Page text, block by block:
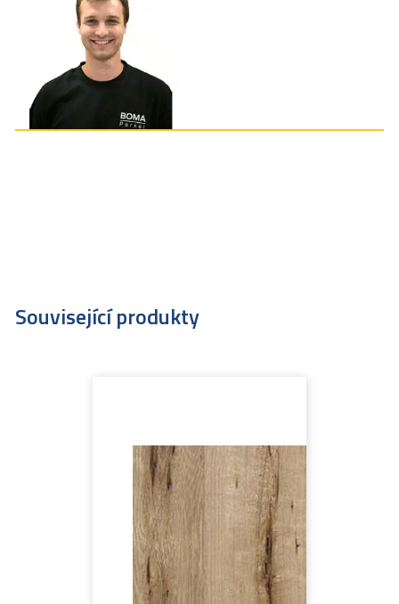
Související produkty